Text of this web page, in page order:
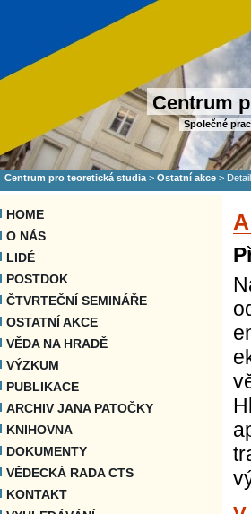
Centrum
Společné
Centrum pro teoretická studia > Ostatní akce >
HOME
O NÁS
LIDÉ
POSTDOK
ČTVRTEČNÍ SEMINÁŘE
OSTATNÍ AKCE
VĚDA NA HRADĚ
VÝZKUM
PUBLIKACE
ARCHIV JANA PATOČKY
KNIHOVNA
DOKUMENTY
VĚDECKÁ RADA CTS
KONTAKT